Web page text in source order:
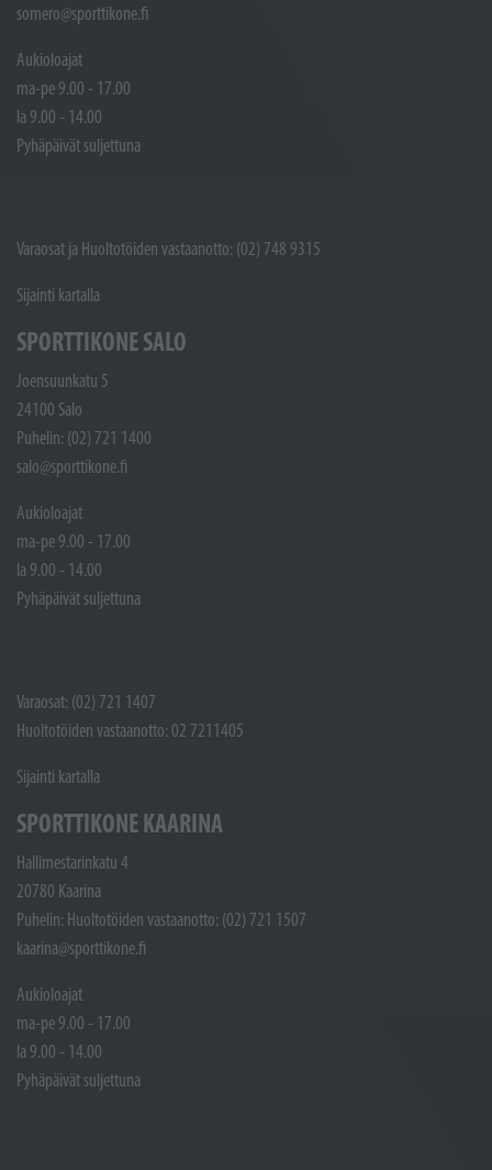
somero@sporttikone.fi
Aukioloajat
ma-pe 9.00 - 17.00
la 9.00 - 14.00
Pyhäpäivät suljettuna
Varaosat ja Huoltotöiden vastaanotto: (02) 748 9315
Sijainti kartalla
SPORTTIKONE SALO
Joensuunkatu 5
24100 Salo
Puhelin: (02) 721 1400
salo@sporttikone.fi
Aukioloajat
ma-pe 9.00 - 17.00
la 9.00 - 14.00
Pyhäpäivät suljettuna
Varaosat: (02) 721 1407
Huoltotöiden vastaanotto: 02 7211405
Sijainti kartalla
SPORTTIKONE KAARINA
Hallimestarinkatu 4
20780 Kaarina
Puhelin: Huoltotöiden vastaanotto: (02) 721 1507
kaarina@sporttikone.fi
Aukioloajat
ma-pe 9.00 - 17.00
la 9.00 - 14.00
Pyhäpäivät suljettuna